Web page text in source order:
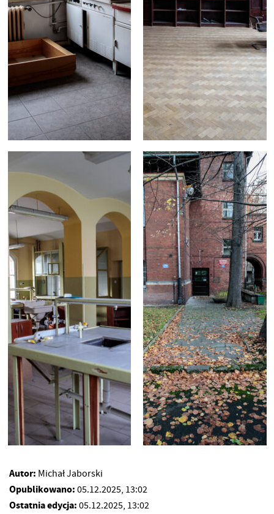
Autor: Michał Jaborski
Opublikowano: 05.12.2025, 13:02
Ostatnia edycja: 05.12.2025, 13:02